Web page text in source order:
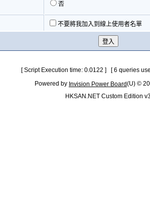
否
不要將我加入到線上使用者名單
[ Script Execution time: 0.0122 ] [ 6 queries
Powered by Invision Power Board(U) ©
HKSAN.NET Custom Edition